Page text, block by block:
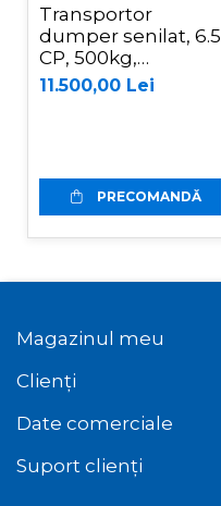
Transportor
dumper senilat, 6.5
CP, 500kg,
basculare
mecanica, Graecus
11.500,00 Lei
PRECOMANDĂ
Magazinul meu
Clienți
Date comerciale
Suport clienți